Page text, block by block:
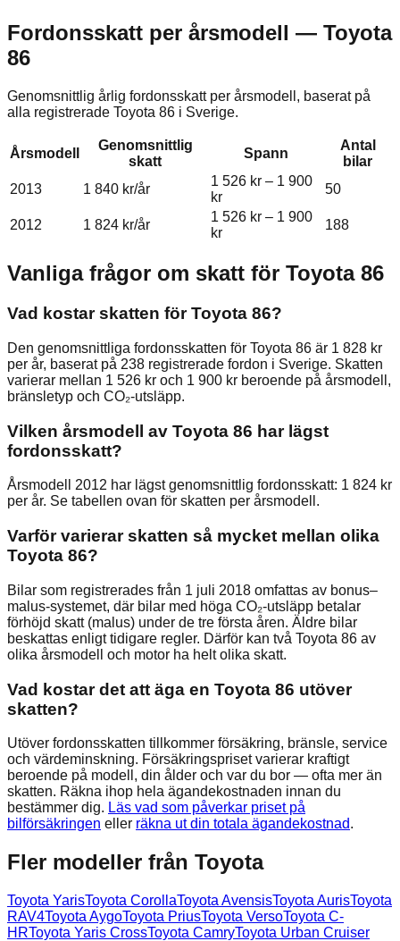
Fordonsskatt per årsmodell — Toyota
86
Genomsnittlig årlig fordonsskatt per årsmodell, baserat på
alla registrerade Toyota 86 i Sverige.
Årsmodell
Genomsnittlig
skatt
Spann
Antal
bilar
2013
1 840 kr/år
1 526 kr – 1 900
kr
50
2012 1 824 kr/år
1 526 kr – 1 900
kr
188
Vanliga frågor om skatt för Toyota 86
Vad kostar skatten för Toyota 86?
Den genomsnittliga fordonsskatten för Toyota 86 är 1 828 kr
per år, baserat på 238 registrerade fordon i Sverige. Skatten
varierar mellan 1 526 kr och 1 900 kr beroende på årsmodell,
bränsletyp och CO₂-utsläpp.
Vilken årsmodell av Toyota 86 har lägst
fordonsskatt?
Årsmodell 2012 har lägst genomsnittlig fordonsskatt: 1 824 kr
per år. Se tabellen ovan för skatten per årsmodell.
Varför varierar skatten så mycket mellan olika
Toyota 86?
Bilar som registrerades från 1 juli 2018 omfattas av bonus–
malus-systemet, där bilar med höga CO₂-utsläpp betalar
förhöjd skatt (malus) under de tre första åren. Äldre bilar
beskattas enligt tidigare regler. Därför kan två Toyota 86 av
olika årsmodell och motor ha helt olika skatt.
Vad kostar det att äga en Toyota 86 utöver
skatten?
Utöver fordonsskatten tillkommer försäkring, bränsle, service
och värdeminskning. Försäkringspriset varierar kraftigt
beroende på modell, din ålder och var du bor — ofta mer än
skatten. Räkna ihop hela ägandekostnaden innan du
bestämmer dig. Läs vad som påverkar priset på
bilförsäkringen eller räkna ut din totala ägandekostnad.
Fler modeller från Toyota
Toyota YarisToyota CorollaToyota AvensisToyota AurisToyota
RAV4Toyota AygoToyota PriusToyota VersoToyota C-
HRToyota Yaris CrossToyota CamryToyota Urban Cruiser